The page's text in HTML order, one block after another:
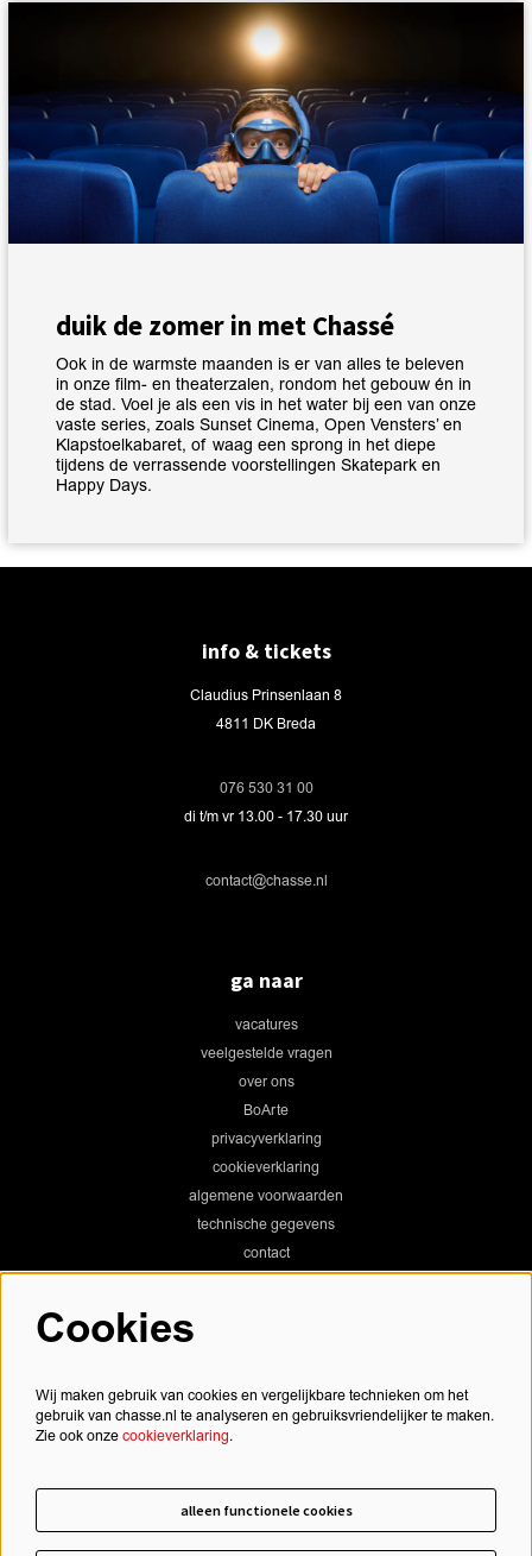
duik de zomer in met Chassé
Ook in de warmste maanden is er van alles te beleven
in onze film- en theaterzalen, rondom het gebouw én in
de stad. Voel je als een vis in het water bij een van onze
vaste series, zoals Sunset Cinema, Open Vensters’ en
Klapstoelkabaret, of waag een sprong in het diepe
tijdens de verrassende voorstellingen Skatepark en
Happy Days.
info & tickets
Claudius Prinsenlaan 8
4811 DK Breda
076 530 31 00
di t/m vr 13.00 - 17.30 uur
contact@chasse.nl
ga naar
vacatures
veelgestelde vragen
over ons
BoArte
privacyverklaring
cookieverklaring
algemene voorwaarden
technische gegevens
contact
Cookies
Wij maken gebruik van cookies en vergelijkbare technieken om het
gebruik van chasse.nl te analyseren en gebruiksvriendelijker te maken.
Zie ook onze cookieverklaring.
alleen functionele cookies